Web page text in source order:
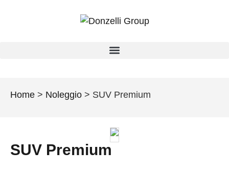
Home > Noleggio > SUV Premium
SUV Premium